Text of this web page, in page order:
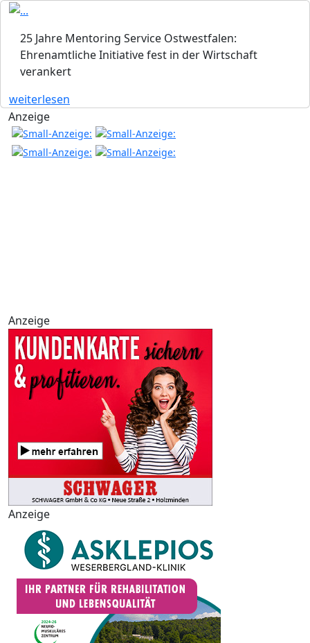
25 Jahre Mentoring Service Ostwestfalen:
Ehrenamtliche Initiative fest in der Wirtschaft
verankert
weiterlesen
Anzeige
Anzeige
Anzeige